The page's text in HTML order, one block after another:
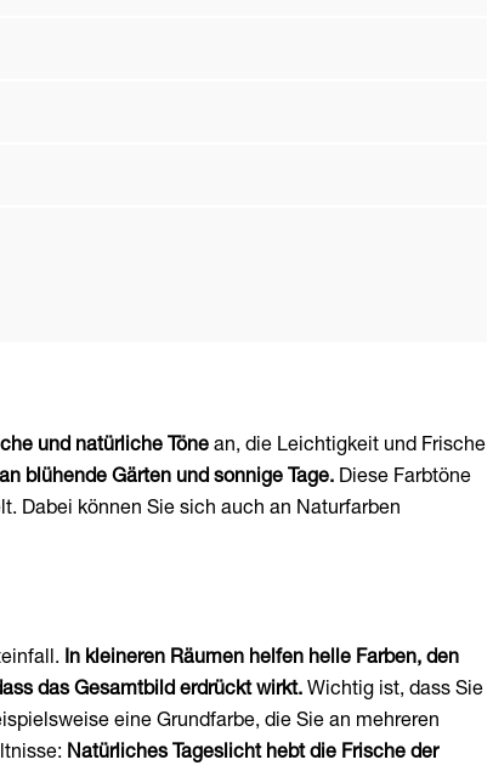
und natürliche Töne an, die Leichtigkeit und Frische
blühende Gärten und sonnige Tage. Diese Farbtöne
Dabei können Sie sich auch an Naturfarben
In kleineren Räumen helfen helle Farben, den
das Gesamtbild erdrückt wirkt. Wichtig ist, dass Sie
eine Grundfarbe, die Sie an mehreren
Natürliches Tageslicht hebt die Frische der